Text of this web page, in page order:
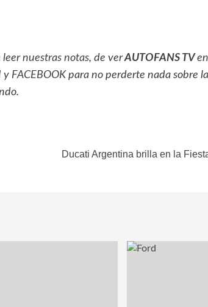
leernuestras notas, de verAUTOFANS TV
y FACEBOOK para no perderte nada sobre
Ducati Argentina brilla en la